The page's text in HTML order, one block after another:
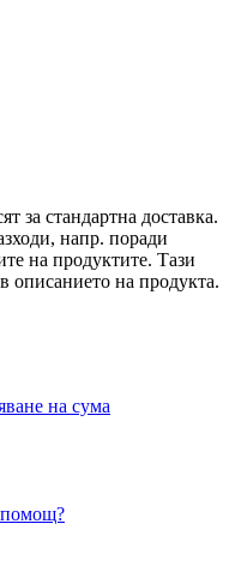
за стандартна доставка.
напр. поради
на продуктите. Тази
описанието на продукта.
на сума
помощ?